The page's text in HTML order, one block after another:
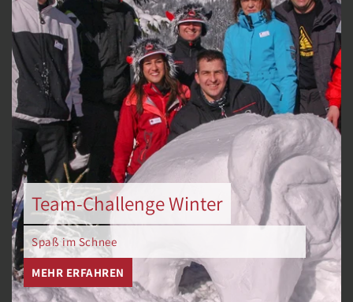
Team-Challenge Winter
Spaß im Schnee
MEHR ERFAHREN